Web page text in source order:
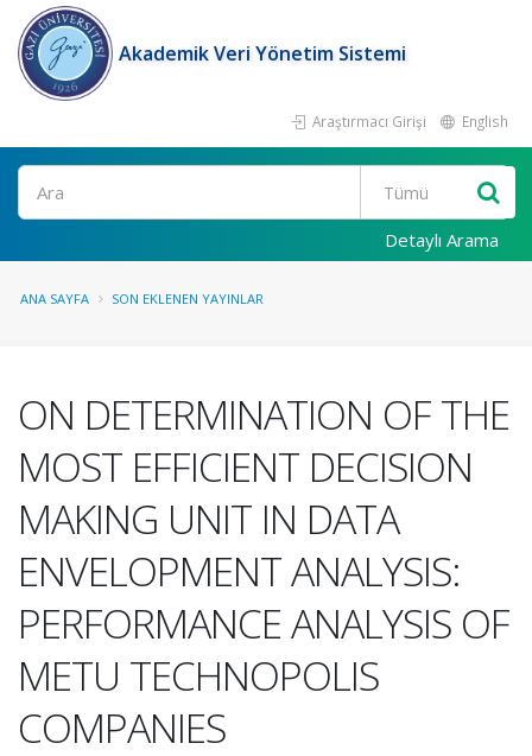
Akademik Veri Yönetim Sistemi
Araştırmacı Girişi English
Ara
Detaylı Arama
ANA SAYFA SON EKLENEN YAYINLAR
ON DETERMINATION OF THE
MOST EFFICIENT DECISION
MAKING UNIT IN DATA
ENVELOPMENT ANALYSIS:
PERFORMANCE ANALYSIS OF
METU TECHNOPOLIS
COMPANIES